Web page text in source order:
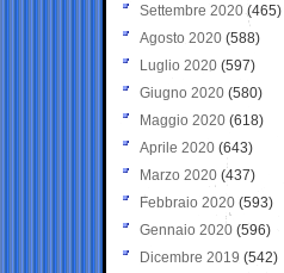
Settembre 2020(465)
Agosto 2020 (588)
Luglio 2020 (597)
Giugno 2020 (580)
Maggio 2020 (618)
Aprile 2020 (643)
Marzo 2020 (437)
Febbraio 2020 (593)
Gennaio 2020 (596)
Dicembre 2019 (542)